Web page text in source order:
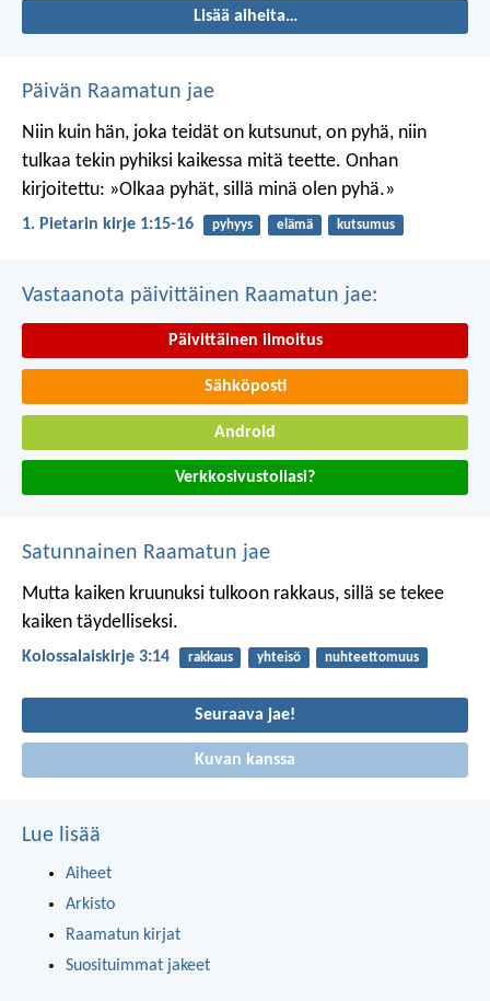
Lisää aiheita…
Päivän Raamatun jae
Niin kuin hän, joka teidät on kutsunut, on pyhä, niin
tulkaa tekin pyhiksi kaikessa mitä teette. Onhan
kirjoitettu: »Olkaa pyhät, sillä minä olen pyhä.»
1. Pietarin kirje 1:15-16 pyhyys elämä kutsumus
Vastaanota päivittäinen Raamatun jae:
Päivittäinen ilmoitus
Sähköposti
Android
Verkkosivustollasi?
Satunnainen Raamatun jae
Mutta kaiken kruunuksi tulkoon rakkaus, sillä se tekee
kaiken täydelliseksi.
Kolossalaiskirje 3:14 rakkaus yhteisö nuhteettomuus
Seuraava jae!
Kuvan kanssa
Lue lisää
Aiheet
Arkisto
Raamatun kirjat
Suosituimmat jakeet